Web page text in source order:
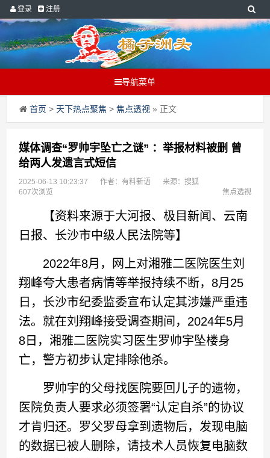
登录 注册
导航菜单
首页 > 天下热点聚焦 >焦点透视 » 正文
媒体调查“罗帅宇坠亡之谜” ：举报材料被删 曾
给两人发遗言式短信
2025-06-13 10:23:37 作者：有料新语
来源：搜狐
607次浏览
焦点透视
【资料来源于大河报、极目新闻、云南
日报、长沙市中级人民法院等】
2022年8月，网上对湘雅二医院医生刘
翔峰夸大患者病情等举报持续不断，8月25
日，长沙市纪委监委宣布认定其涉嫌严重违
法。就在刘翔峰接受调查期间，2024年5月
8日，湘雅二医院实习医生罗帅宇坠楼身
亡，警方初步认定排除他杀。
罗帅宇的父母找医院要回儿子的遗物，
医院负责人要求必须签署“认定自杀”的协议
才肯归还。罗父罗母拿到遗物后，发现电脑
的数据已被人删除，请技术人员恢复电脑数